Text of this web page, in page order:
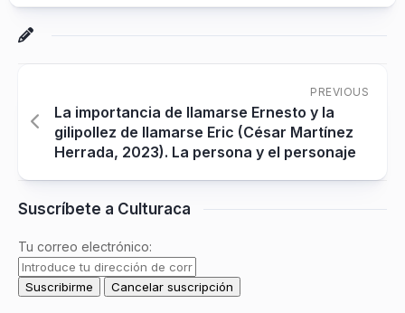
PREVIOUS
La importancia de llamarse Ernesto y la
gilipollez de llamarse Eric (César Martínez
Herrada, 2023). La persona y el personaje
Suscríbete a Culturaca
Tu correo electrónico: